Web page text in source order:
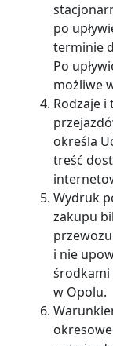
po
terminie
Po
możliwe
Rodzaje
określa
treść
Wydruk
zakupu
przewozu
i nie
w Opolu.